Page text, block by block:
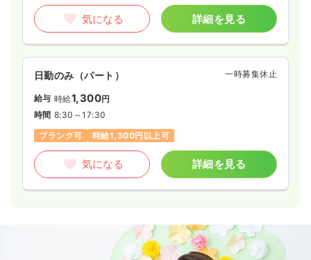
気になる 詳細を見る
日勤のみ（パート） 一時募集休止
給与 時給1,300円
時間 8:30～17:30
ブランク可
時給1,300円以上可
気になる 詳細を見る